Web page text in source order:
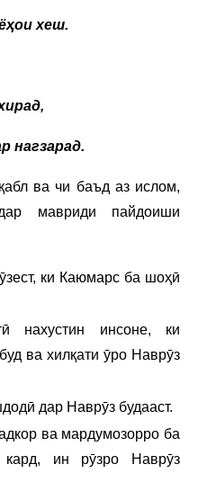
хеш.
нагзарад.
ва чи баъд аз ислом,
мавриди пайдоиши
ки Каюмарс ба шоҳӣ
нахустин инсоне, ки
ва хилқати ӯро Наврӯз
дар Наврӯз будааст.
ва мардумозорро ба
ин рӯзро Наврӯз